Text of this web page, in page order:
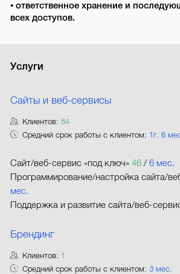
• ответственное хранение и
всех доступов.
Услуги
Сайты и веб-сервисы
Клиентов:84
Средний срок работы с клиентом: 1г. 6
Сайт/веб-сервис «под ключ» 46 /6 мес.
Программирование/настройка сайта/
мес.
Поддержка и развитие сайта/веб-
Брендинг
Клиентов: 1
Средний срок работы с клиентом:3 мес.